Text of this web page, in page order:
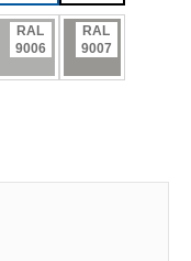
RAL
9006
RAL
9007